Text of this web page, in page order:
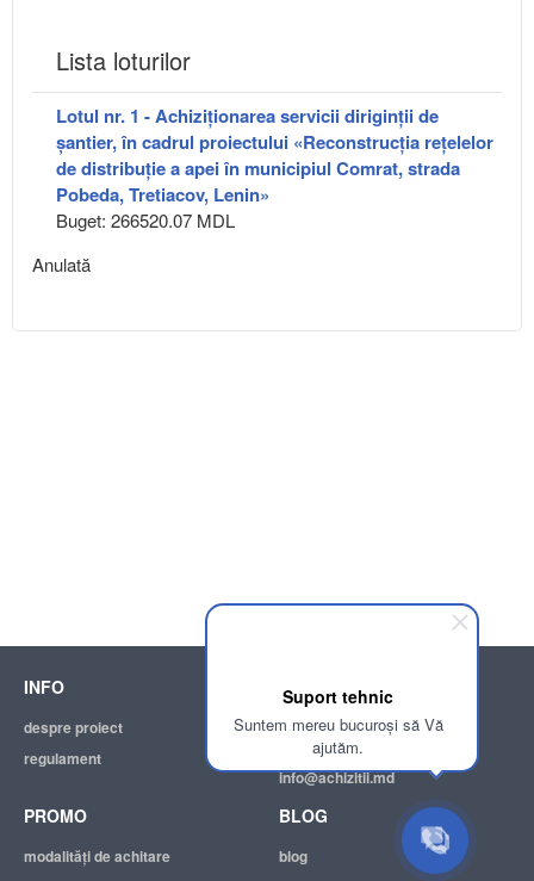
Suport tehnic
Suntem mereu bucuroși să Vă
ajutăm.
Lista loturilor
Lotul nr. 1 - Achiziţionarea servicii diriginţii de
şantier, în cadrul proiectului «Reconstrucția rețelelor
de distribuție a apei în municipiul Comrat, strada
Pobeda, Tretiacov, Lenin»
Buget: 266520.07 MDL
Anulată
INFO
despre proiect
regulament
SUPPORT
ajutor
adresa electronică:
info@achizitii.md
PROMO
modalităţi de achitare
BLOG
blog